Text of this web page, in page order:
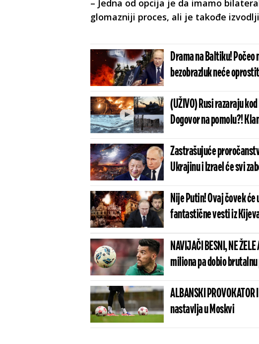
– Jedna od opcija je da imamo
glomazniji proces, ali je takođe
Drama na Baltiku! Počeo
bezobrazluk neće
(UŽIVO) Rusi razaraju
Dogovor na pomolu?!
Zastrašujuće
Ukrajinu i Izrael će svi
Nije Putin! Ovaj čovek
fantastične vesti iz
NAVIJAČI BESNI, NE
miliona pa dobio
ALBANSKI
nastavlja u Moskvi